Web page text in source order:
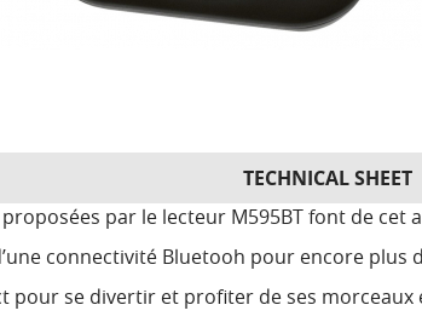
TECHNICAL SHEET
par le lecteur M595BT font de
connectivité Bluetooh pour encore plus
pour se divertir et profiter de ses